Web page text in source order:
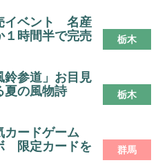
栃木
イベント 名産
１時間半で完売
栃木
鈴参道」お目見
の風物詩
群馬
カードゲーム
限定カードを